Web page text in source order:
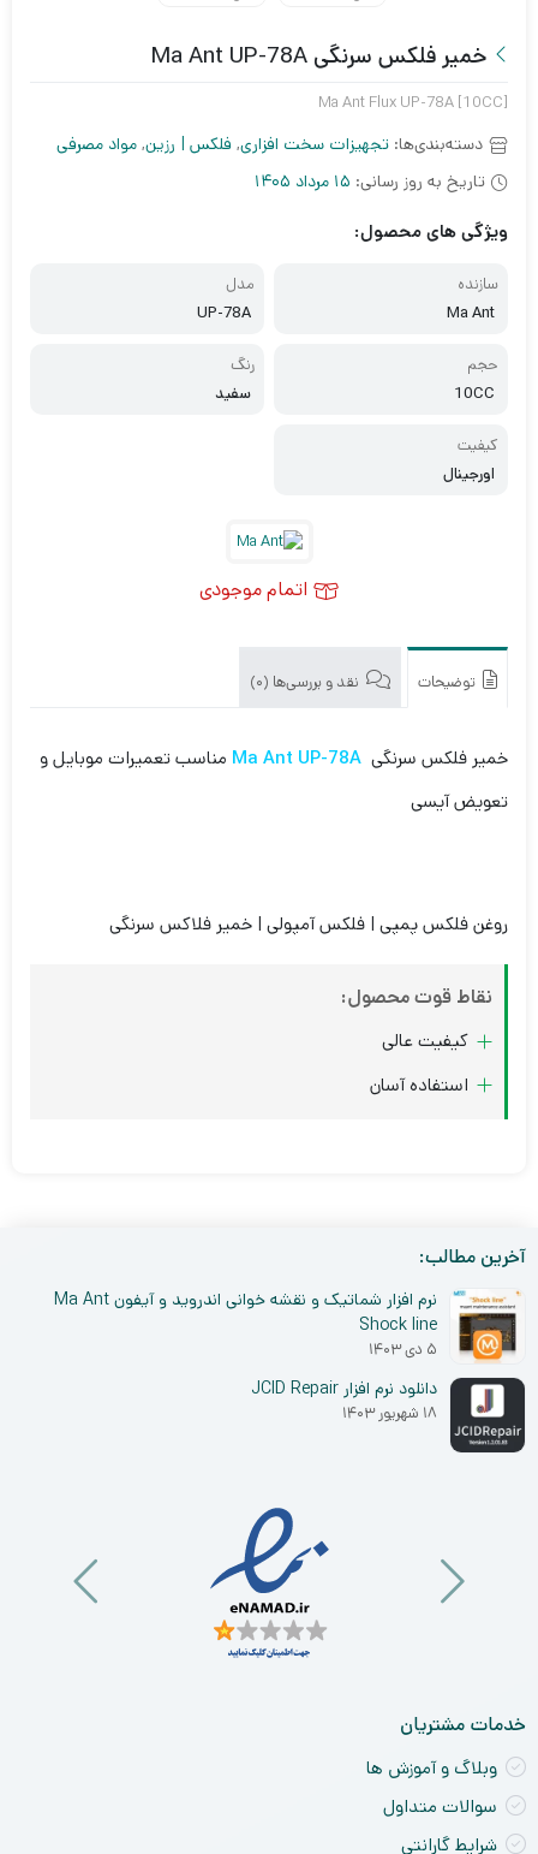
خمیر فلکس سرنگی Ma Ant UP-78A
Ma Ant Flux UP-78A [10CC]
دسته‌بندی‌ها: تجهیزات سخت افزاری, فلکس | رزین, مواد مصرفی
تاریخ به روز رسانی: 15 مرداد 1405
ویژگی های محصول:
سازنده
Ma Ant
مدل
UP-78A
حجم
10CC
رنگ
سفید
کیفیت
اورجینال
اتمام موجودی
توضیحات نقد و بررسی‌ها (0)
خمیر فلکس سرنگی Ma Ant UP-78A مناسب تعمیرات موبایل و
تعویض آیسی
روغن فلکس پمپی | فلکس آمپولی | خمیر فلاکس سرنگی
نقاط قوت محصول:
کیفیت عالی
استفاده آسان
آخرین مطالب:
نرم افزار شماتیک و نقشه خوانی اندروید و آیفون Ma Ant
Shock line
۵ دی ۱۴۰۳
دانلود نرم افزار JCID Repair
۱۸ شهریور ۱۴۰۳
خدمات مشتریان
وبلاگ و آموزش ها
سوالات متداول
شرایط گارانتی